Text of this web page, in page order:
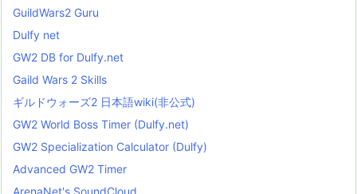
GuildWars2 Guru
Dulfy net
GW2 DB for Dulfy.net
Gaild Wars 2 Skills
ギルドウォーズ2 日本語wiki(非公式)
GW2 World Boss Timer (Dulfy.net)
GW2 Specialization Calculator (Dulfy)
Advanced GW2 Timer